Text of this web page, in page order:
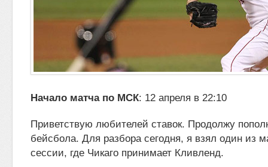
Начало матча по МСК: 12 апреля в 22:10
Приветствую любителей ставок. Продолжу
бейсбола. Для разбора сегодня, я взял один из
сессии, где Чикаго принимает Кливленд.